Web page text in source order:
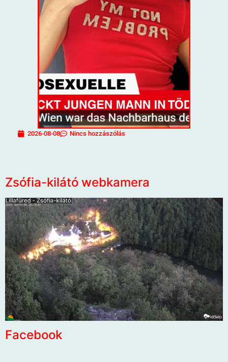
2026-08-08 Nincs hozzászólás
Zsófia-kilátó webkamera
Facebook